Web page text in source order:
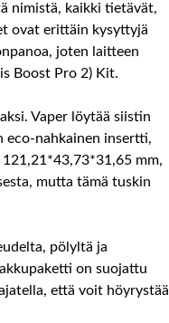
nimistä, kaikki tietävät,
ovat erittäin kysyttyjä
joten laitteen
Boost Pro 2) Kit.
Vaper löytää siistin
eco-nahkainen insertti,
mm,
mutta tämä tuskin
pölyltä ja
on suojattu
että voit höyrystää